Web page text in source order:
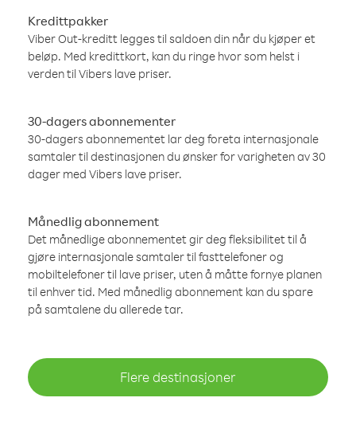
Kredittpakker
Viber Out-kreditt legges til saldoen din når du kjøper et
beløp. Med kredittkort, kan du ringe hvor som helst i
verden til Vibers lave priser.
30-dagers abonnementer
30-dagers abonnementet lar deg foreta internasjonale
samtaler til destinasjonen du ønsker for varigheten av 30
dager med Vibers lave priser.
Månedlig abonnement
Det månedlige abonnementet gir deg fleksibilitet til å
gjøre internasjonale samtaler til fasttelefoner og
mobiltelefoner til lave priser, uten å måtte fornye planen
til enhver tid. Med månedlig abonnement kan du spare
på samtalene du allerede tar.
Flere destinasjoner